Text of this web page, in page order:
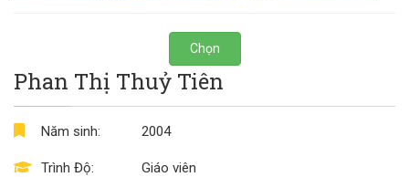
Chọn
Phan Thị Thuỷ Tiên
Năm sinh:
Trình Độ:
2004
Giáo viên